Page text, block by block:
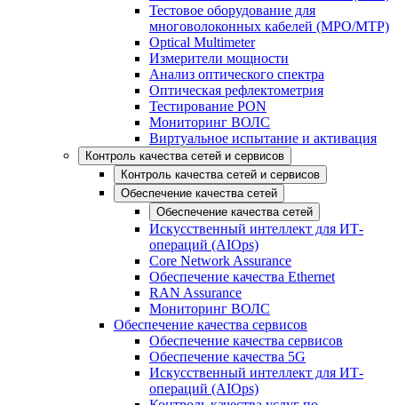
Тестовое оборудование для
многоволоконных кабелей (MPO/MTP)
Optical Multimeter
Измерители мощности
Анализ оптического спектра
Оптическая рефлектометрия
Тестирование PON
Мониторинг ВОЛС
Виртуальное испытание и активация
Контроль качества сетей и сервисов
Контроль качества сетей и сервисов
Обеспечение качества сетей
Обеспечение качества сетей
Искусственный интеллект для ИТ-
операций (AIOps)
Core Network Assurance
Обеспечение качества Ethernet
RAN Assurance
Мониторинг ВОЛС
Обеспечение качества сервисов
Обеспечение качества сервисов
Обеспечение качества 5G
Искусственный интеллект для ИТ-
операций (AIOps)